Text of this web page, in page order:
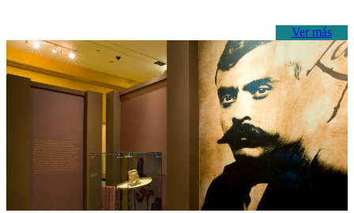
Ver más